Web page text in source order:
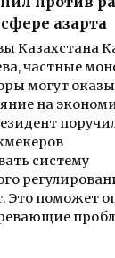
азарта
Казахстана
частные
могут
на
систему
Это поможет